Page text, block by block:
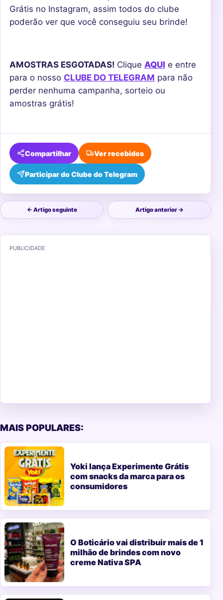
Grátis no Instagram, assim todos do clube
poderão ver que você conseguiu seu brinde!
AMOSTRAS ESGOTADAS! Clique AQUI e entre
para o nosso CLUBE DO TELEGRAM para não
perder nenhuma campanha, sorteio ou
amostras grátis!
Compartilhar
Participar do Clube do Telegram
Ver recebidos
← Artigo seguinte Artigo anterior →
PUBLICIDADE
MAIS POPULARES:
Yoki lança Experimente Grátis
com snacks da marca para os
consumidores
O Boticário vai distribuir mais de 1
milhão de brindes com novo
creme Nativa SPA